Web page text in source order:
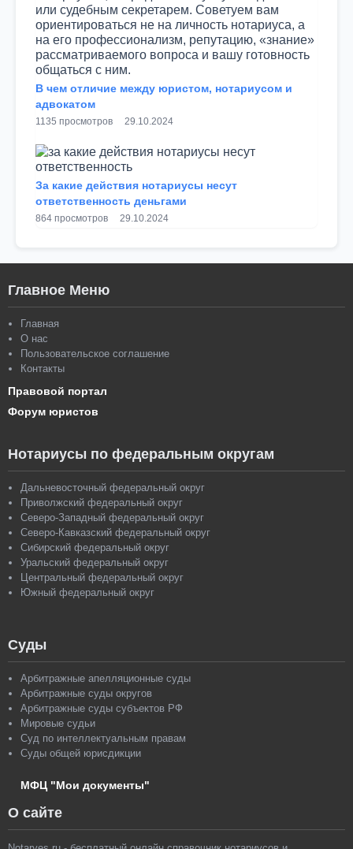
В чем отличие между юристом, нотариусом и
адвокатом
1135 просмотров 29.10.2024
За какие действия нотариусы несут
ответственность деньгами
864 просмотров 29.10.2024
Главное Меню
Главная
О нас
Пользовательское соглашение
Контакты
Правовой портал
Форум юристов
Нотариусы по федеральным округам
Дальневосточный федеральный округ
Приволжский федеральный округ
Северо-Западный федеральный округ
Северо-Кавказский федеральный округ
Сибирский федеральный округ
Уральский федеральный округ
Центральный федеральный округ
Южный федеральный округ
Суды
Арбитражные апелляционные суды
Арбитражные суды округов
Арбитражные суды субъектов РФ
Мировые судьи
Суд по интеллектуальным правам
Суды общей юрисдикции
МФЦ "Мои документы"
О сайте